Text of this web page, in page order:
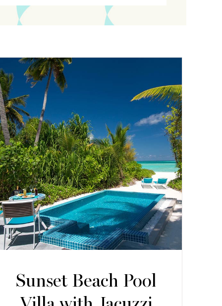
Sunset Beach Pool